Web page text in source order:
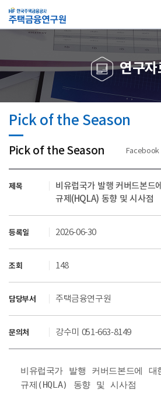
연구자
Pick of the Season
Pick of the Season Facebook
제목
비유럽국가 발행 커버드본드
규제(HQLA) 동향 및 시사점
등록일 2026-06-30
조회 148
담당부서 주택금융연구원
문의처 강수미 051-663-8149
비유럽국가 발행 커버드본드에
규제(HQLA) 동향 및 시사점